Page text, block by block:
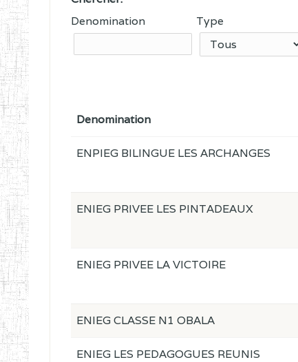
Denomination
Type
Denomination
ENPIEG BILINGUE LES ARCHANGES
ENIEG PRIVEE LES PINTADEAUX
ENIEG PRIVEE LA VICTOIRE
ENIEG CLASSE N1 OBALA
ENIEG LES PEDAGOGUES REUNIS